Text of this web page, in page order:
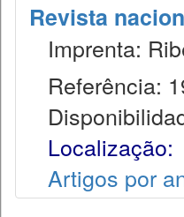
Revista
Imprenta:
Referência:
Localização:
Artigos por